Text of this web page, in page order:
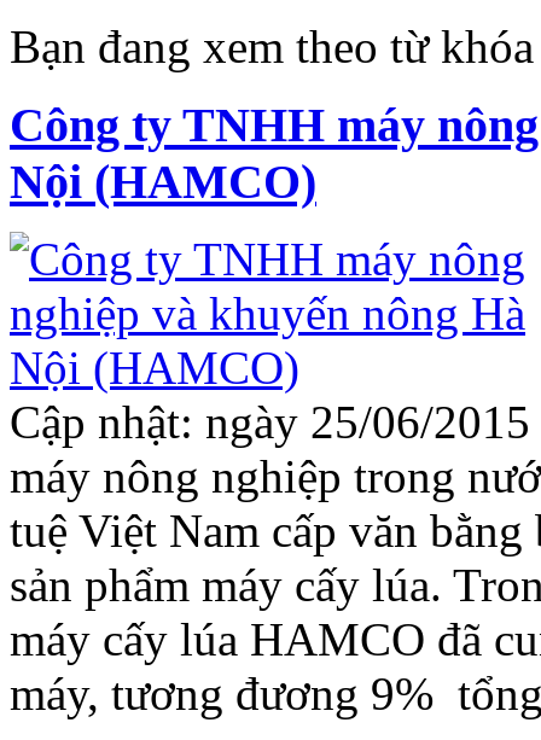
Bạn đang xem theo từ
Công ty TNHH máy
Nội (HAMCO)
Cập nhật: ngày 25/06/
máy nông nghiệp trong
tuệ Việt Nam cấp văn
sản phẩm máy cấy lúa.
máy cấy lúa HAMCO đã
máy, tương đương 9%